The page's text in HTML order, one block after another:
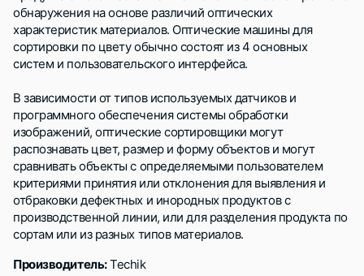
обнаружения на основе различий оптических
характеристик материалов. Оптические машины для
сортировки по цвету обычно состоят из 4 основных
систем и пользовательского интерфейса.
В зависимости от типов используемых датчиков и
программного обеспечения системы обработки
изображений, оптические сортировщики могут
распознавать цвет, размер и форму объектов и могут
сравнивать объекты с определяемыми пользователем
критериями принятия или отклонения для выявления и
отбраковки дефектных и инородных продуктов с
производственной линии, или для разделения продукта по
сортам или из разных типов материалов.
Производитель:Techik